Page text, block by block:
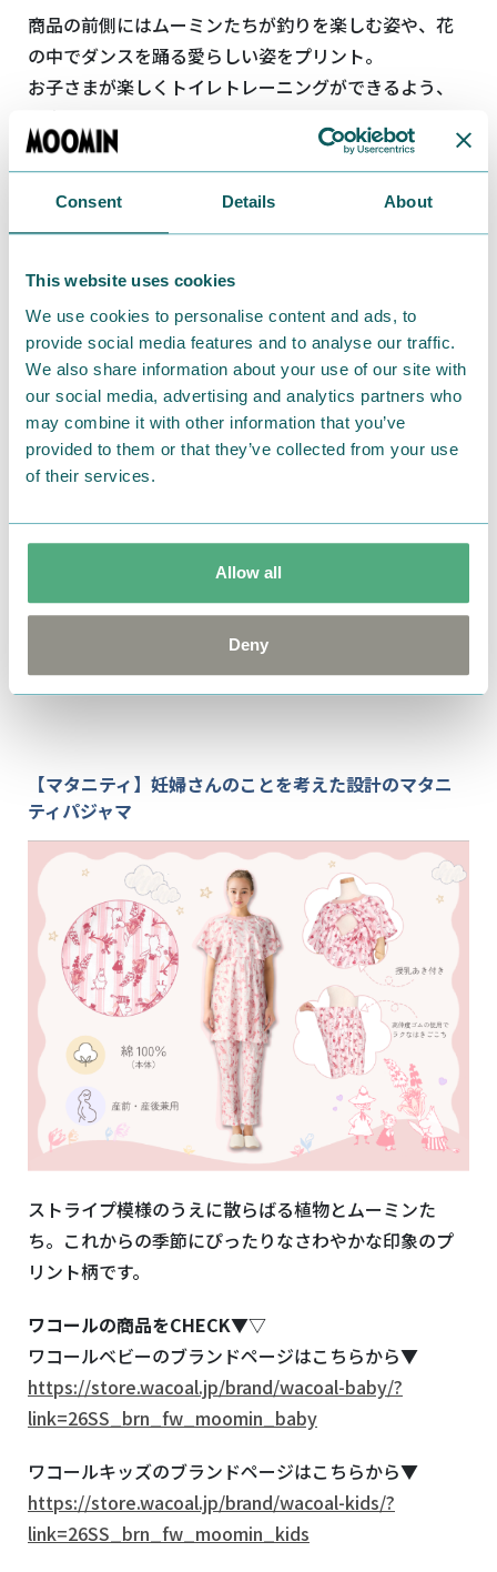
Consent Details About
This website uses cookies
We use cookies to personalise content and ads, to
provide social media features and to analyse our traffic.
We also share information about your use of our site with
our social media, advertising and analytics partners who
may combine it with other information that you’ve
provided to them or that they’ve collected from your use
of their services.
Allow all
Deny
商品の前側にはムーミンたちが釣りを楽しむ姿や、花
の中でダンスを踊る愛らしい姿をプリント。
お子さまが楽しくトイレトレーニングができるよう、
やさしい表情をしたムーミンたちの幸せなひとときを
表したプリント柄が愛らしい♡
【マタニティ】妊婦さんのことを考えた設計のマタニ
ティパジャマ
ストライプ模様のうえに散らばる植物とムーミンた
ち。これからの季節にぴったりなさわやかな印象のプ
リント柄です。
ワコールの商品をCHECK▼▽
ワコールベビーのブランドページはこちらから▼
https://store.wacoal.jp/brand/wacoal-baby/?
link=26SS_brn_fw_moomin_baby
ワコールキッズのブランドページはこちらから▼
https://store.wacoal.jp/brand/wacoal-kids/?
link=26SS_brn_fw_moomin_kids